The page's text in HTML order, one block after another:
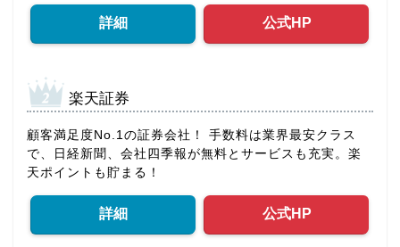
詳細 公式HP
楽天証券
顧客満足度No.1の証券会社！ 手数料は業界最安クラス
で、日経新聞、会社四季報が無料とサービスも充実。楽
天ポイントも貯まる！
詳細 公式HP